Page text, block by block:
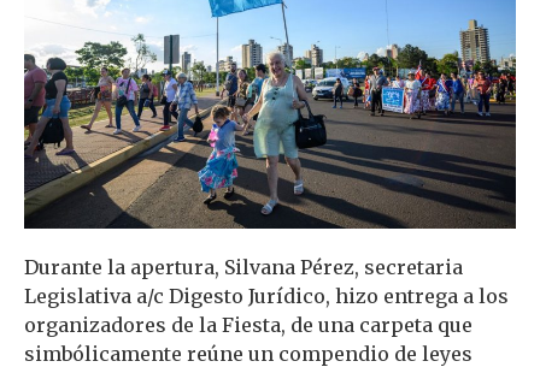
Durante la apertura, Silvana Pérez, secretaria
Legislativa a/c Digesto Jurídico, hizo entrega a los
organizadores de la Fiesta, de una carpeta que
simbólicamente reúne un compendio de leyes